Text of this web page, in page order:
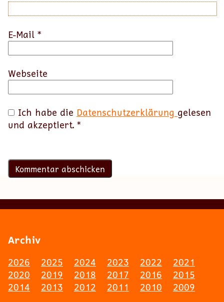
E-Mail *
Webseite
Ich habe die Datenschutzerklärung gelesen
und akzeptiert. *
Archiv
2026 2025 2024 2023 2022
2021
2020
2019 2018 2017 2016
2015
2014
2013 2012 2011 2010 2009